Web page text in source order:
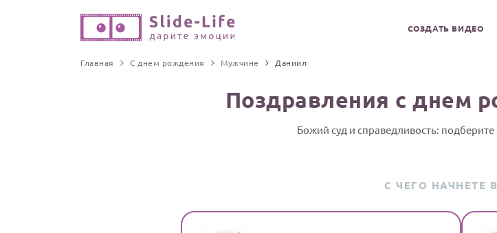
СОЗДАТЬ ВИДЕО
Главная С днем рождения Мужчине Даниил
Поздравления с днем
Божий суд и справедливость:
С ЧЕГО НАЧНЕТЕ